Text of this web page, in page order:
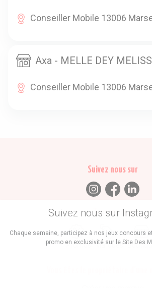
Conseiller Mobile 13006
Axa - MELLE DEY
Conseiller Mobile 13006
Suivez nous sur
Chaque semaine, participez à nos jeux concours
promo en exclusivité sur le Site Des
Suivez nous sur
Trouvez des
Promos Marques